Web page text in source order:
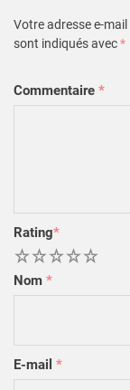
Votre adresse e-
sont indiqués avec*
Commentaire *
Rating*
5
4
3
2
Nom *
E-mail *